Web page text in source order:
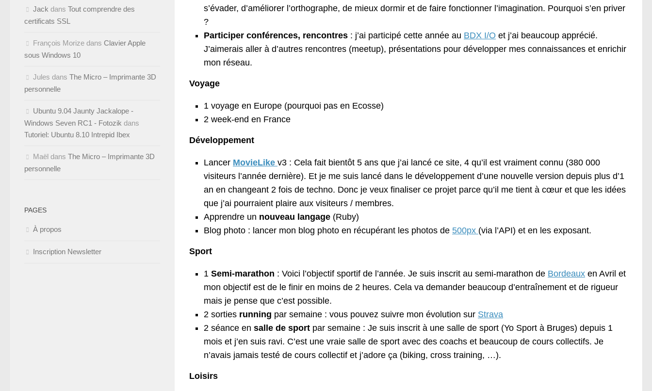
s’évader, d’améliorer l’orthographe, de mieux dormir et de faire fonctionner l’imagination. Pourquoi s’en priver
?
Participer conférences, rencontres : j’ai participé cette année au BDX I/O et j’ai beaucoup apprécié.
J’aimerais aller à d’autres rencontres (meetup), présentations pour développer mes connaissances et enrichir
mon réseau.
Voyage
1 voyage en Europe (pourquoi pas en Ecosse)
2 week-end en France
Développement
Lancer MovieLike v3 : Cela fait bientôt 5 ans que j’ai lancé ce site, 4 qu’il est vraiment connu (380 000
visiteurs l’année dernière). Et je me suis lancé dans le développement d’une nouvelle version depuis plus d’1
an en changeant 2 fois de techno. Donc je veux finaliser ce projet parce qu’il me tient à cœur et que les idées
que j’ai pourraient plaire aux visiteurs / membres.
Apprendre un nouveau langage (Ruby)
Blog photo : lancer mon blog photo en récupérant les photos de 500px (via l’API) et en les exposant.
Sport
1 Semi-marathon : Voici l’objectif sportif de l’année. Je suis inscrit au semi-marathon de Bordeaux en Avril et
mon objectif est de le finir en moins de 2 heures. Cela va demander beaucoup d’entraînement et de rigueur
mais je pense que c’est possible.
2 sorties running par semaine : vous pouvez suivre mon évolution sur Strava
2 séance en salle de sport par semaine : Je suis inscrit à une salle de sport (Yo Sport à Bruges) depuis 1
mois et j’en suis ravi. C’est une vraie salle de sport avec des coachs et beaucoup de cours collectifs. Je
n’avais jamais testé de cours collectif et j’adore ça (biking, cross training, …).
Loisirs
Jack dans Tout comprendre des
certificats SSL
François Morize dans Clavier Apple
sous Windows 10
Jules dans The Micro – Imprimante 3D
personnelle
Ubuntu 9.04 Jaunty Jackalope -
Windows Seven RC1 - Fotozik dans
Tutoriel: Ubuntu 8.10 Intrepid Ibex
Maël dans The Micro – Imprimante 3D
personnelle
PAGES
À propos
Inscription Newsletter